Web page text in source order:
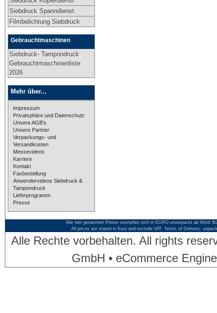
Siebdruck Spanndienst
Filmbelichtung Siebdruck
Gebrauchtmaschinen
Siebdruck- Tampondruck
Gebrauchtmaschinenliste
2026
Mehr über...
Impressum
Privatsphäre und Datenschutz
Unsere AGB's
Unsere Partner
Verpackungs- und
Versandkosten
Messevideos
Karriere
Kontakt
Faxbestellung
Anwendervideos Siebdruck &
Tampondruck
Lieferprogramm
Presse
Alle hier genannten Preise verstehen sich in EURO unverpackt ab Werk
All prices are stated in Euro and exclude VAT. Terms of Delivery:
Alle Rechte vorbehalten. All rights
GmbH • eCommerce